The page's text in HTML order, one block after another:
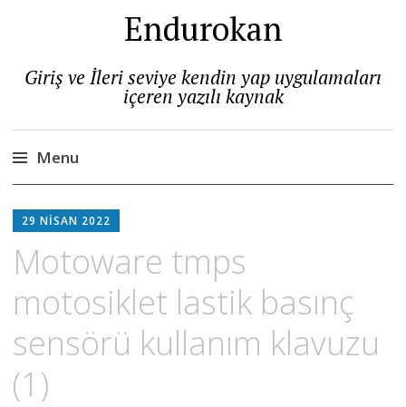
Endurokan
Giriş ve İleri seviye kendin yap uygulamaları
içeren yazılı kaynak
Menu
to
29 NISAN 2022
Motoware tmps
motosiklet lastik basınç
sensörü kullanım klavuzu
(1)